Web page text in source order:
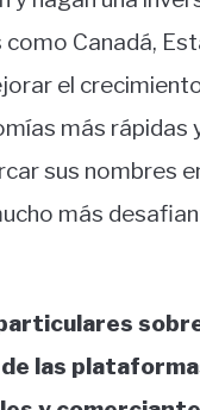
Canadá,
el
más rápidas
sus nombres
más
las